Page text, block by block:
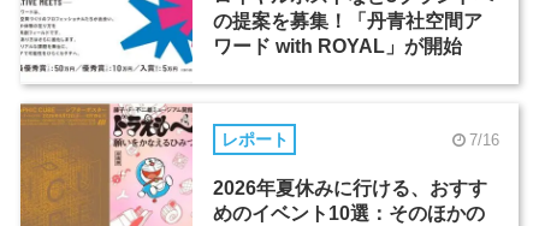
の提案を募集！「丹青社空間ア
ワード with ROYAL」が開始
レポート 7/16
2026年夏休みに行ける、おすす
めのイベント10選：そのほかの